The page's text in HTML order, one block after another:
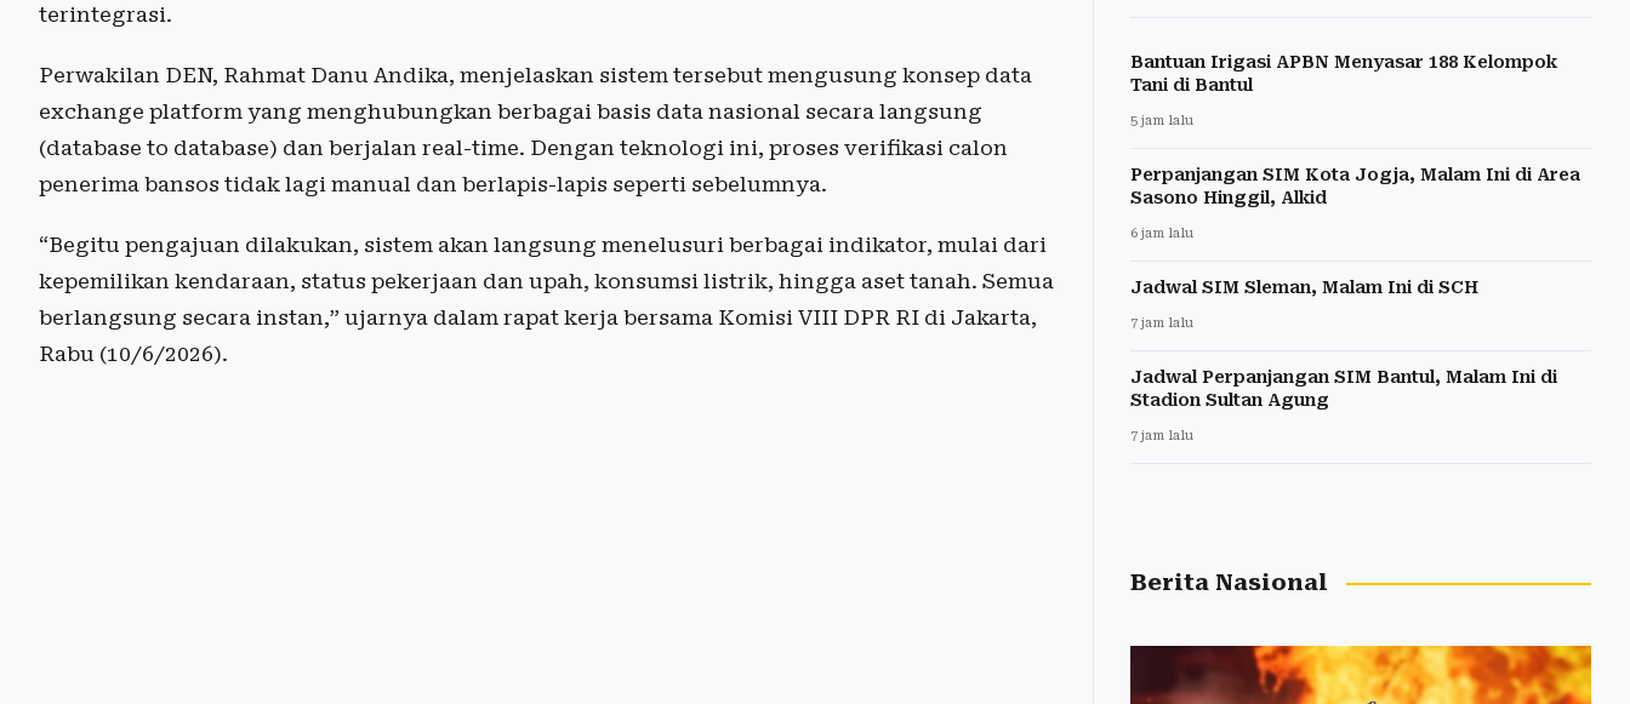
terintegrasi.
Perwakilan DEN, Rahmat Danu Andika, menjelaskan sistem tersebut mengusung konsep data
exchange platform yang menghubungkan berbagai basis data nasional secara langsung
(database to database) dan berjalan real-time. Dengan teknologi ini, proses verifikasi calon
penerima bansos tidak lagi manual dan berlapis-lapis seperti sebelumnya.
“Begitu pengajuan dilakukan, sistem akan langsung menelusuri berbagai indikator, mulai dari
kepemilikan kendaraan, status pekerjaan dan upah, konsumsi listrik, hingga aset tanah. Semua
berlangsung secara instan,” ujarnya dalam rapat kerja bersama Komisi VIII DPR RI di Jakarta,
Rabu (10/6/2026).
Bantuan Irigasi APBN Menyasar 188 Kelompok
Tani di Bantul
5 jam lalu
Perpanjangan SIM Kota Jogja, Malam Ini di Area
Sasono Hinggil, Alkid
6 jam lalu
Jadwal SIM Sleman, Malam Ini di SCH
7 jam lalu
Jadwal Perpanjangan SIM Bantul, Malam Ini di
Stadion Sultan Agung
7 jam lalu
Berita Nasional